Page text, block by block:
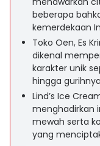
beberapa
kemerdekaan
Toko Oen, Es
dikenal
karakter unik
hingga
Lind’s Ice
menghadirkan
mewah serta
yang